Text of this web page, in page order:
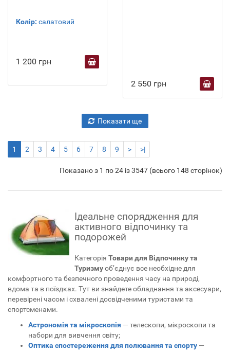
Колір: салатовий
1 200 грн
2 550 грн
Показати ще
1 2 3 4 5 6 7 8 9 > >|
Показано з 1 по 24 із 3547 (всього 148 сторінок)
Ідеальне спорядження для
активного відпочинку та
подорожей
Категорія Товари для Відпочинку та
Туризмуоб’єднує все необхідне для
комфортного та безпечного проведення часу на природі,
вдома та в поїздках. Тут ви знайдете обладнання та аксесуари,
перевірені часом і схвалені досвідченими туристами та
спортсменами.
Астрономія та мікроскопія — телескопи, мікроскопи та
набори для вивчення світу;
Оптика спостереження для полювання та спорту —